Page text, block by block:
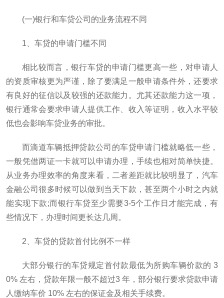
(一)银行和车贷公司的业务流程不同
1、车贷的申请门槛不同
相比较而言，银行车贷的申请门槛更高一些，对申请人
的资质审核更为严谨，除了要满足一般申请条件外，还要求
有良好的征信以及较强的还款能力。尤其还款能力这一项，
银行通常会要求申请人提供工作、收入等证明，收入水平较
低也会影响车贷业务的审批。
而滴道车辆抵押贷款公司的车贷申请门槛就略低一些，
一般凭借两证一卡就可以申请办理，手续也相对简单快捷。
从业务办理效率的角度来看，二者差距就比较明显了，汽车
金融公司很多时候可以做到当天下款，甚至两个小时之内就
能实现下款;而银行车贷至少需要3-5个工作日才能完成，有
些情况下，办理时间更长达几周。
2、车贷的贷款首付比例不一样
大部分银行的车贷规定首付款最低为所购车辆价款的 3
0% 左右，贷款年限一般不超过3 年，部分银行要求贷款申请
人缴纳车价 10% 左右的保证金及相关手续费。